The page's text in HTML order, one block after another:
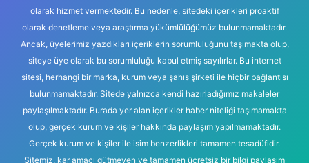
olarak hizmet vermektedir. Bu nedenle, sitedeki içerikleri proaktif
olarak denetleme veya araştırma yükümlülüğümüz bulunmamaktadır.
Ancak, üyelerimiz yazdıkları içeriklerin sorumluluğunu taşımakta olup,
siteye üye olarak bu sorumluluğu kabul etmiş sayılırlar. Bu internet
sitesi, herhangi bir marka, kurum veya şahıs şirketi ile hiçbir bağlantısı
bulunmamaktadır. Sitede yalnızca kendi hazırladığımız makaleler
paylaşılmaktadır. Burada yer alan içerikler haber niteliği taşımamakta
olup, gerçek kurum ve kişiler hakkında paylaşım yapılmamaktadır.
Gerçek kurum ve kişiler ile isim benzerlikleri tamamen tesadüfidir.
Sitemiz, kar amacı gütmeyen ve tamamen ücretsiz bir bilgi paylaşım